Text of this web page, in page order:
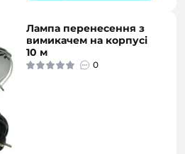
Лампа перенесення з
вимикачем на корпусі
10 м
0